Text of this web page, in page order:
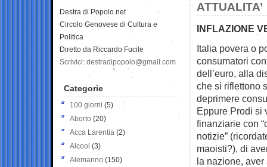
ATTUALITA’
INFLAZIONE
Italia povera o
consumatori
dell’euro, alla
che si riflettono
deprimere
Eppure Prodi si
finanziarie con
notizie”
maoisti?), di
la nazione, aver
Destra di Popolo.net
Circolo Genovese di Cultura e
Politica
Diretto da Riccardo Fucile
Scrivici: destradipopolo@gmail.com
Categorie
100 giorni (5)
Aborto (20)
Acca Larentia (2)
Alcool (3)
Alemanno (150)